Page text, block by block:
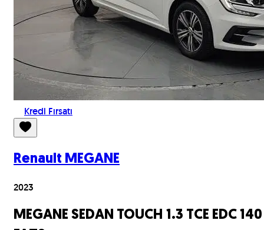
Kredi Fırsatı
Renault MEGANE
2023
MEGANE SEDAN TOUCH 1.3 TCE EDC 140